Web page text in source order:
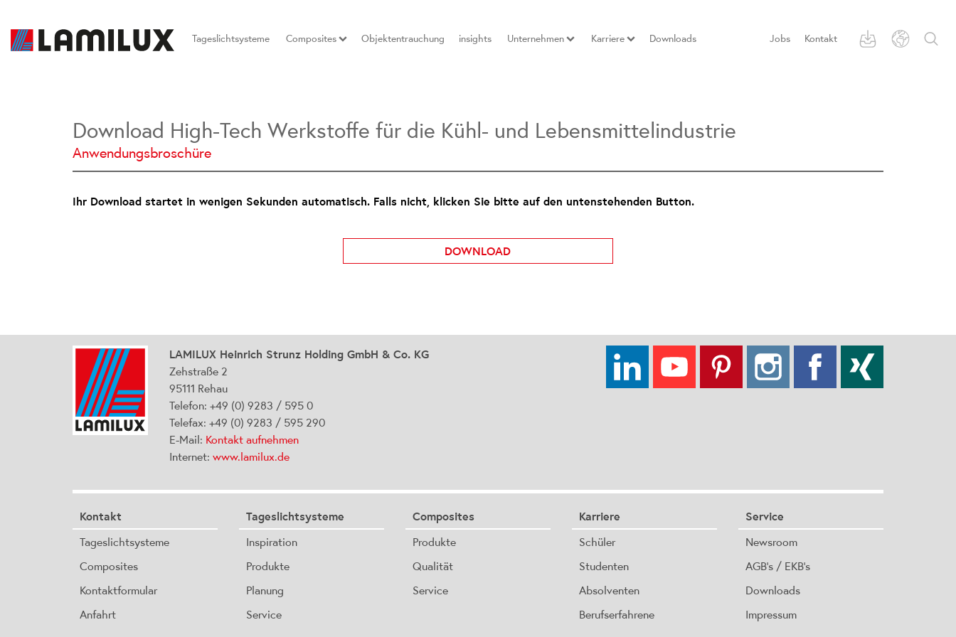
Tageslichtsysteme Composites Objektentrauchung insights Unternehmen Karriere Downloads Jobs Kontakt
Download High-Tech Werkstoffe für die Kühl- und Lebensmittelindustrie
Anwendungsbroschüre
Ihr Download startet in wenigen Sekunden automatisch. Falls nicht, klicken Sie bitte auf den untenstehenden Button.
DOWNLOAD
LAMILUX Heinrich Strunz Holding GmbH & Co. KG
Zehstraße 2
95111 Rehau
Telefon: +49 (0) 9283 / 595 0
Telefax: +49 (0) 9283 / 595 290
E-Mail: Kontakt aufnehmen
Internet: www.lamilux.de
Kontakt
Tageslichtsysteme
Composites
Kontaktformular
Anfahrt
Tageslichtsysteme
Inspiration
Produkte
Planung
Service
Composites
Produkte
Qualität
Service
Karriere
Schüler
Studenten
Absolventen
Berufserfahrene
Service
Newsroom
AGB's / EKB's
Downloads
Impressum